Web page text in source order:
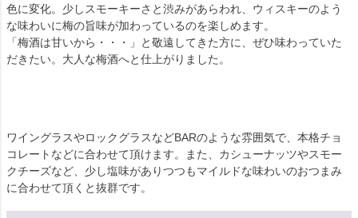
色に変化。少しスモーキーさと渋みがあらわれ、ウィスキーのよう
な味わいに梅の旨味が加わっているのを楽しめます。
「梅酒は甘いから・・・」と敬遠してきた方に、ぜひ味わっていた
だきたい。大人な梅酒へと仕上がりました。
ワイングラスやロックグラスなどBARのような雰囲気で、本格チョ
コレートなどに合わせて頂けます。また、カシューナッツやスモー
クチーズなど、少し塩味がありつつもマイルドな味わいのおつまみ
に合わせて頂くと抜群です。